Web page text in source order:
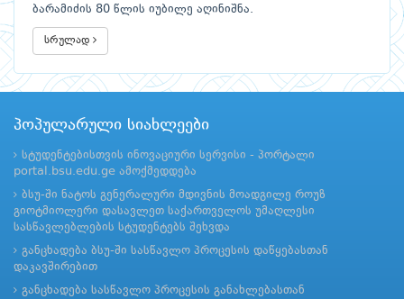
ბარამიძის 80 წლის იუბილე აღინიშნა.
სრულად
პოპულარული სიახლეები
სტუდენტებისთვის ინოვაციური სერვისი - პორტალი
portal.bsu.edu.ge ამოქმედდება
ბსუ-ში ნატოს გენერალური მდივნის მოადგილე როუზ
გიოტმიოლერი დასავლეთ საქართველოს უმაღლესი
სასწავლებლების სტუდენტებს შეხვდა
განცხადება ბსუ-ში სასწავლო პროცესის დაწყებასთან
დაკავშირებით
განცხადება სასწავლო პროცესის განახლებასთან